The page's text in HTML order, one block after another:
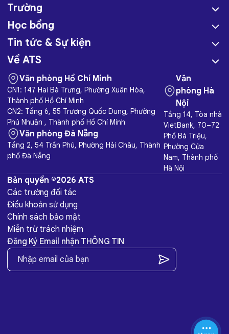
Trường
Học bổng
Tin tức & Sự kiện
Về ATS
Văn phòng Hồ Chí Minh
CN1: 147 Hai Bà Trưng, Phường Xuân Hòa,
Thành phố Hồ Chí Minh
CN2: Tầng 6, 55 Trương Quốc Dung, Phường
Phú Nhuận , Thành phố Hồ Chí Minh
Văn phòng Đà Nẵng
Tầng 2, 54 Trần Phú, Phường Hải Châu, Thành
phố Đà Nẵng
Văn
phòng Hà
Nội
Tầng 14, Tòa nhà
VietBank, 70–72
Phố Bà Triệu,
Phường Cửa
Nam, Thành phố
Hà Nội
Bản quyền ©2026 ATS
Các trường đối tác
Điều khoản sử dụng
Chính sách bảo mật
Miễn trừ trách nhiệm
Đăng Ký Email nhận THÔNG TIN